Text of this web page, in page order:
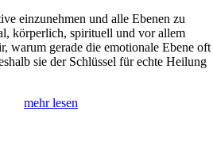
einzunehmen und alle Ebenen zu
körperlich, spirituell und vor allem
warum gerade die emotionale Ebene oft
sie der Schlüssel für echte Heilung
mehr lesen